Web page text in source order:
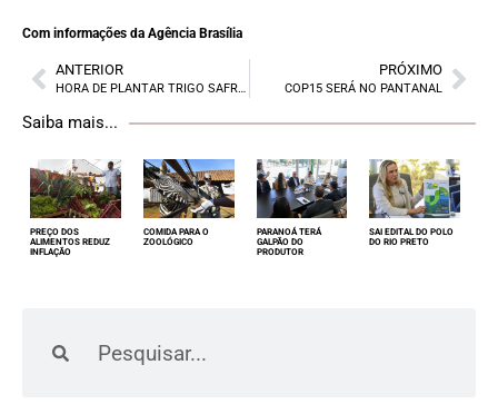
Com informações da Agência Brasília
ANTERIOR
HORA DE PLANTAR TRIGO SAFRINHA
PRÓXIMO
COP15 SERÁ NO PANTANAL
Saiba mais...
PREÇO DOS
ALIMENTOS REDUZ
INFLAÇÃO
COMIDA PARA O
ZOOLÓGICO
PARANOÁ TERÁ
GALPÃO DO
PRODUTOR
SAI EDITAL DO POLO
DO RIO PRETO